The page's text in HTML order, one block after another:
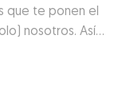
que te ponen el
nosotros. Así…